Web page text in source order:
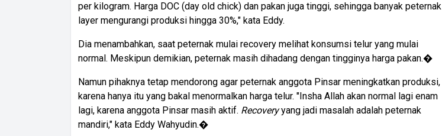
per kilogram. Harga DOC (day old chick) dan pakan juga tinggi, sehingga banyak peternak
layer mengurangi produksi hingga 30%," kata Eddy.
Dia menambahkan, saat peternak mulai recovery melihat konsumsi telur yang mulai
normal. Meskipun demikian, peternak masih dihadang dengan tingginya harga pakan.�
Namun pihaknya tetap mendorong agar peternak anggota Pinsar meningkatkan produksi,
karena hanya itu yang bakal menormalkan harga telur. "Insha Allah akan normal lagi enam
lagi, karena anggota Pinsar masih aktif. Recoveryyang jadi masalah adalah peternak
mandiri," kata Eddy Wahyudin.�